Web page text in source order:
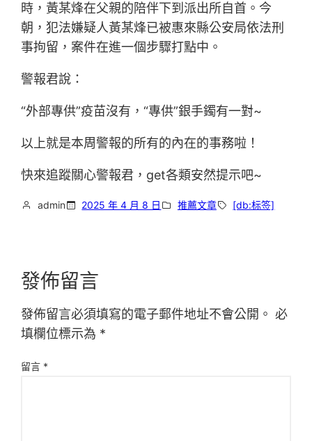
時，黃某烽在父親的陪伴下到派出所自首。今
朝，犯法嫌疑人黃某烽已被惠來縣公安局依法刑
事拘留，案件在進一個步驟打點中。
警報君說：
“外部專供”疫苗沒有，“專供”銀手鐲有一對~
以上就是本周警報的所有的內在的事務啦！
快來追蹤關心警報君，get各類安然提示吧~
admin 2025 年 4 月 8 日 推薦文章 [db:标签]
發佈留言
發佈留言必須填寫的電子郵件地址不會公開。 必
填欄位標示為 *
留言 *